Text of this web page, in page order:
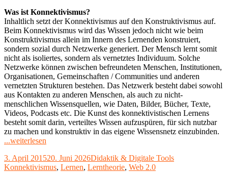
Was ist Konnektivismus?
Inhaltlich setzt der Konnektivismus auf den Konstruktivismus auf.
Beim Konnektivismus wird das Wissen jedoch nicht wie beim
Konstruktivismus allein im Innern des Lernenden konstruiert,
sondern sozial durch Netzwerke generiert. Der Mensch lernt somit
nicht als isoliertes, sondern als vernetztes Individuum. Solche
Netzwerke können zwischen befreundeten Menschen, Institutionen,
Organisationen, Gemeinschaften / Communities und anderen
vernetzten Strukturen bestehen. Das Netzwerk besteht dabei sowohl
aus Kontakten zu anderen Menschen, als auch zu nicht-
menschlichen Wissensquellen, wie Daten, Bilder, Bücher, Texte,
Videos, Podcasts etc. Die Kunst des konnektivistischen Lernens
besteht somit darin, verteiltes Wissen aufzuspüren, für sich nutzbar
zu machen und konstruktiv in das eigene Wissensnetz einzubinden.
...weiterlesen
–
Netzwerklernen"
Veröffentlicht
am
3. April 201520. Juni 2026Kategorien
Didaktik & Digitale ToolsSchlagwörter
Konnektivismus, Lernen, Lerntheorie, Web 2.0